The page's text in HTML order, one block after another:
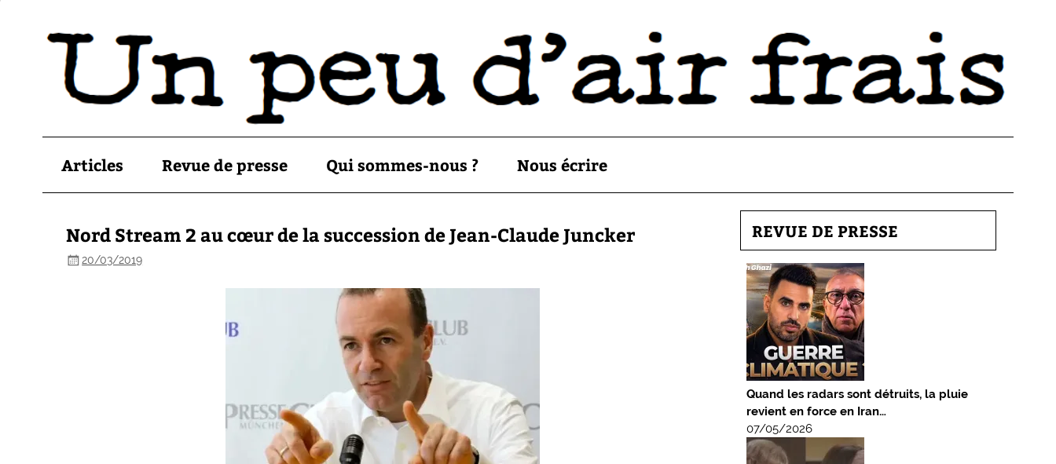
Articles Revue de presse Qui sommes-nous ? Nous écrire
Nord Stream 2 au cœur de la succession de Jean-Claude Juncker
20/03/2019
REVUE DE PRESSE
Quand les radars sont détruits, la pluie
revient en force en Iran…
07/05/2026